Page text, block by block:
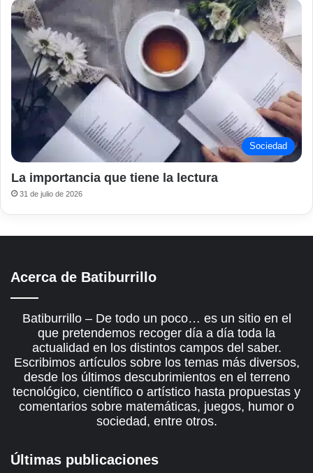
Sociedad
La importancia que tiene la lectura
31 de julio de 2026
Acerca de Batiburrillo
Batiburrillo – De todo un poco… es un sitio en el
que pretendemos recoger día a día toda la
actualidad en los distintos campos del saber.
Escribimos artículos sobre los temas más diversos,
desde los últimos descubrimientos en el terreno
tecnológico, científico o artístico hasta propuestas y
comentarios sobre matemáticas, juegos, humor o
sociedad, entre otros.
Últimas publicaciones